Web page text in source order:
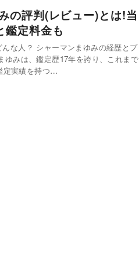
の評判(レビュー)とは!当
鑑定料金も
な人？ シャーマンまゆみの経歴とプ
ゆみは、鑑定歴17年を誇り、これまで
定実績を持つ…